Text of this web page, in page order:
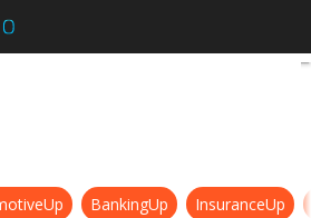
Investire nell’innovazione: tutte
BankingUp InsuranceUp